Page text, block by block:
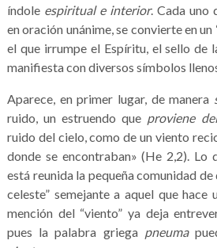
índole espiritual e interior. Cada uno
en oración unánime, se convierte en un
el que irrumpe el Espíritu, el sello de
manifiesta con diversos símbolos
Aparece, en primer lugar, de manera
ruido, un estruendo que proviene
ruido del cielo, como de un viento
donde se encontraban» (He 2,2). Lo
está reunida la pequeña comunidad
celeste” semejante a aquel que hace
mención del “viento” ya deja
pues la palabra griega pneuma